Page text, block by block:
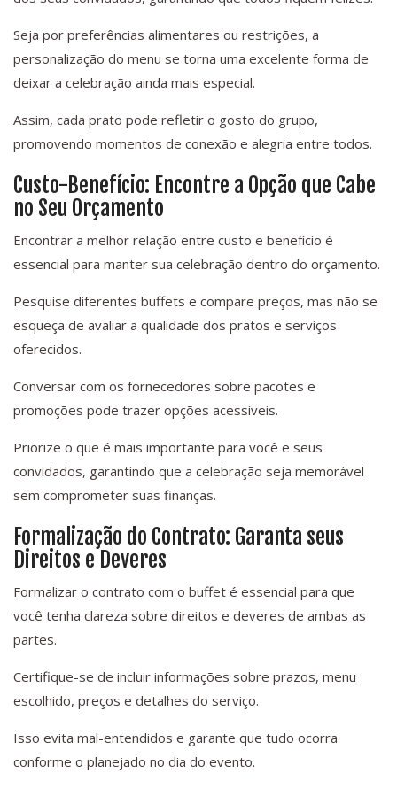
Seja por preferências alimentares ou restrições, a
personalização do menu se torna uma excelente forma de
deixar a celebração ainda mais especial.
Assim, cada prato pode refletir o gosto do grupo,
promovendo momentos de conexão e alegria entre todos.
Custo-Benefício: Encontre a Opção que Cabe
no Seu Orçamento
Encontrar a melhor relação entre custo e benefício é
essencial para manter sua celebração dentro do orçamento.
Pesquise diferentes buffets e compare preços, mas não se
esqueça de avaliar a qualidade dos pratos e serviços
oferecidos.
Conversar com os fornecedores sobre pacotes e
promoções pode trazer opções acessíveis.
Priorize o que é mais importante para você e seus
convidados, garantindo que a celebração seja memorável
sem comprometer suas finanças.
Formalização do Contrato: Garanta seus
Direitos e Deveres
Formalizar o contrato com o buffet é essencial para que
você tenha clareza sobre direitos e deveres de ambas as
partes.
Certifique-se de incluir informações sobre prazos, menu
escolhido, preços e detalhes do serviço.
Isso evita mal-entendidos e garante que tudo ocorra
conforme o planejado no dia do evento.